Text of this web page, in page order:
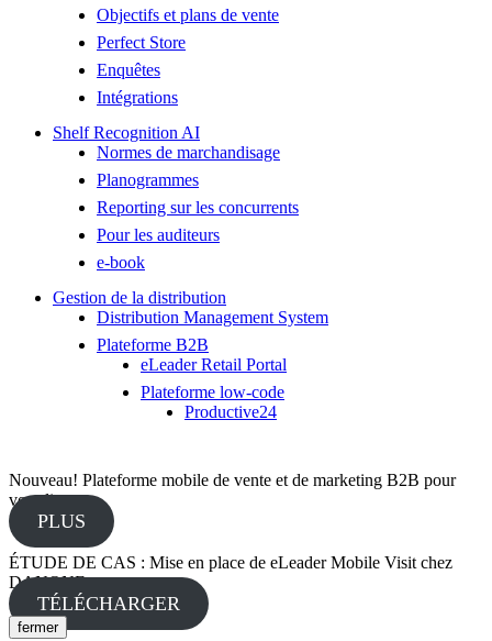
Objectifs et plans de vente
Perfect Store
Enquêtes
Intégrations
Shelf Recognition AI
Normes de marchandisage
Planogrammes
Reporting sur les concurrents
Pour les auditeurs
e-book
Gestion de la distribution
Distribution Management System
Plateforme B2B
eLeader Retail Portal
Plateforme low-code
Productive24
Nouveau! Plateforme mobile de vente et de marketing B2B pour
vos clients.
PLUS
ÉTUDE DE CAS : Mise en place de eLeader Mobile Visit chez
DANONE
TÉLÉCHARGER
fermer